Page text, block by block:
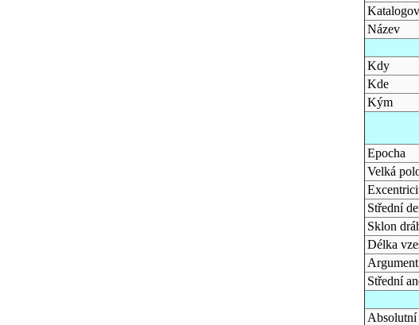
Název
Kdy
Kde
Kým
Epocha
Velká
Střední
Sklon
Délka
Střední
Absolutní